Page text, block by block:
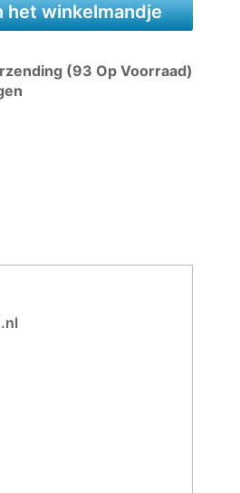
het winkelmandje
(93 Op Voorraad)